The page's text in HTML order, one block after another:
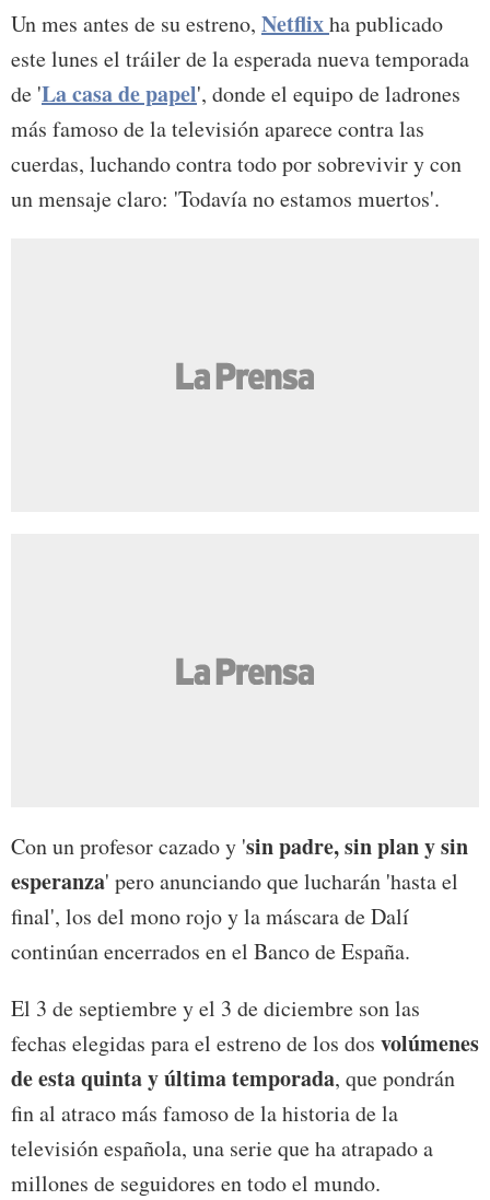
Un mes antes de su estreno, Netflixha publicado
este lunes el tráiler de la esperada nueva temporada
de 'La casa de papel', donde el equipo de ladrones
más famoso de la televisión aparece contra las
cuerdas, luchando contra todo por sobrevivir y con
un mensaje claro: 'Todavía no estamos muertos'.
Con un profesor cazado y 'sin padre, sin plan y sin
esperanza' pero anunciando que lucharán 'hasta el
final', los del mono rojo y la máscara de Dalí
continúan encerrados en el Banco de España.
El 3 de septiembre y el 3 de diciembre son las
fechas elegidas para el estreno de los dos volúmenes
de esta quinta y última temporada, que pondrán
fin al atraco más famoso de la historia de la
televisión española, una serie que ha atrapado a
millones de seguidores en todo el mundo.